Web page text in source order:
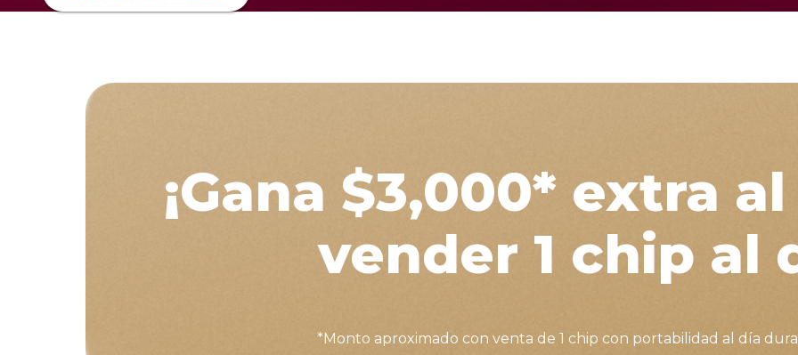
¡Gana $3,000* extra
vender 1 chip al
*Monto aproximado con venta de 1 chip con portabilidad al día